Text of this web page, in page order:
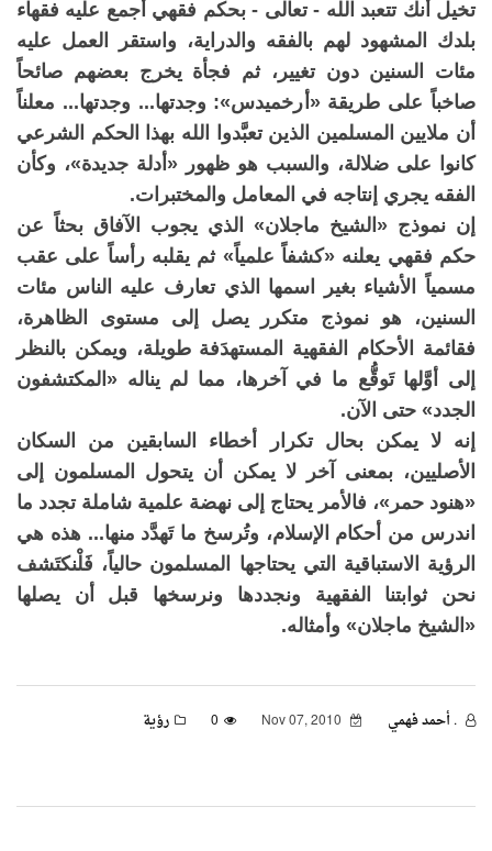
تخيل أنك تتعبد الله - تعالى - بحكم فقهي أجمع عليه فقهاء
بلدك المشهود لهم بالفقه والدراية، واستقر العمل عليه
مئات السنين دون تغيير، ثم فجأة يخرج بعضهم صائحاً
صاخباً على طريقة «أرخميدس»: وجدتها... وجدتها... معلناً
أن ملايين المسلمين الذين تعبَّدوا الله بهذا الحكم الشرعي
كانوا على ضلالة، والسبب هو ظهور «أدلة جديدة»، وكأن
الفقه يجري إنتاجه في المعامل والمختبرات.
إن نموذج «الشيخ ماجلان» الذي يجوب الآفاق بحثاً عن
حكم فقهي يعلنه «كشفاً علمياً» ثم يقلبه رأساً على عقب
مسمياً الأشياء بغير اسمها الذي تعارف عليه الناس مئات
السنين، هو نموذج متكرر يصل إلى مستوى الظاهرة،
فقائمة الأحكام الفقهية المستهدَفة طويلة، ويمكن بالنظر
إلى أوَّلها تَوقُّع ما في آخرها، مما لم يناله «المكتشفون
الجدد» حتى الآن.
إنه لا يمكن بحال تكرار أخطاء السابقين من السكان
الأصليين، بمعنى آخر لا يمكن أن يتحول المسلمون إلى
«هنود حمر»، فالأمر يحتاج إلى نهضة علمية شاملة تجدد ما
اندرس من أحكام الإسلام، وتُرسخ ما تَهدَّد منها... هذه هي
الرؤية الاستباقية التي يحتاجها المسلمون حالياً، فَلْنكتَشف
نحن ثوابتنا الفقهية ونجددها ونرسخها قبل أن يصلها
«الشيخ ماجلان» وأمثاله.
. أحمد فهمي 0 رؤية